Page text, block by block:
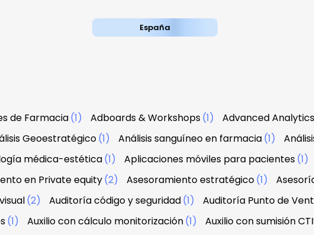
España
de Farmacia(1) Adboards & Workshops(1) Advanced Analytics
Geoestratégico(1) Análisis sanguíneo en farmacia(1)
médica-estética(1) Aplicaciones móviles para pacientes(1)
en Private equity(2) Asesoramiento estratégico(1)
(2) Auditoría código y seguridad(1) Auditoría Punto de
(1) Auxilio con cálculo monitorización(1) Auxilio con sumisión